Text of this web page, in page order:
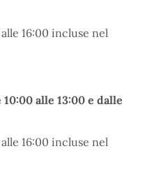
16:00 incluse nel
alle 13:00 e dalle
16:00 incluse nel